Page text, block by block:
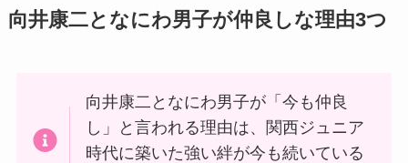
向井康二となにわ男子が仲良しな理由3つ
向井康二となにわ男子が「今も仲良
し」と言われる理由は、関西ジュニア
時代に築いた強い絆が今も続いている